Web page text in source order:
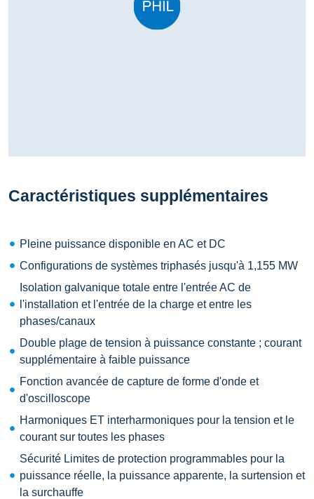
Caractéristiques supplémentaires
Pleine puissance disponible en AC et DC
Configurations de systèmes triphasés jusqu'à 1,155 MW
Isolation galvanique totale entre l'entrée AC de
l'installation et l'entrée de la charge et entre les
phases/canaux
Double plage de tension à puissance constante ; courant
supplémentaire à faible puissance
Fonction avancée de capture de forme d'onde et
d'oscilloscope
Harmoniques ET interharmoniques pour la tension et le
courant sur toutes les phases
Sécurité Limites de protection programmables pour la
puissance réelle, la puissance apparente, la surtension et
la surchauffe